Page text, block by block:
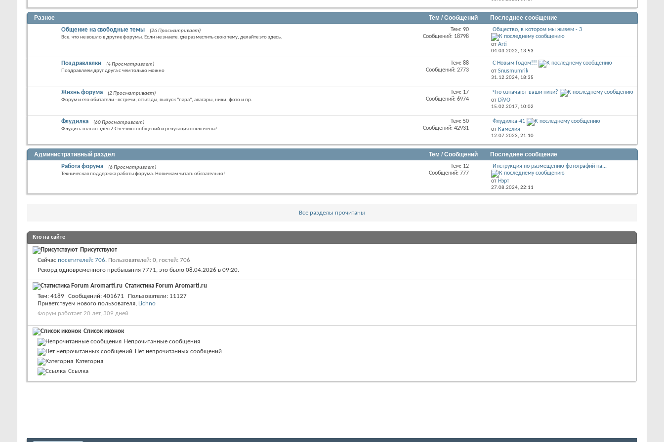
Разное Тем / Сообщений Последнее сообщение
Общение на свободные темы
(26 Просматривает)
Все, что не вошло в другие форумы. Если не знаете, где разместить свою тему, делайте это здесь.
Тем: 90
Сообщений: 18798
Общество, в котором мы живем - 3
от Arti
04.03.2022, 13:53
Поздравлялки
(4 Просматривает)
Поздравляем друг друга с чем только можно
Тем: 88
Сообщений: 2773
С Новым Годом!!!
от Snusmumrik
31.12.2024, 18:35
Жизнь форума
(2 Просматривает)
Форум и его обитатели - встречи, отъезды, выпуск "пара", аватары, ники, фото и пр.
Тем: 17
Сообщений: 6974
Что означают ваши ники?
от DiVO
15.02.2017, 10:02
Флудилка
(60 Просматривает)
Флудить только здесь! Счетчик сообщений и репутация отключены!
Тем: 50
Сообщений: 42931
Флудилка-41
от Камелия
12.07.2023, 21:10
Административный раздел Тем / Сообщений Последнее сообщение
Работа форума
(6 Просматривает)
Техническая поддержка работы форума. Новичкам читать обязательно!
Тем: 12
Сообщений: 777
Инструкция по размещению фотографий на...
от Нэрт
27.08.2024, 22:11
Все разделы прочитаны
Кто на сайте
Присутствуют
Сейчас посетителей: 706. Пользователей: 0, гостей: 706
Рекорд одновременного пребывания 7771, это было 08.04.2026 в 09:20.
Статистика Forum Aromarti.ru
Тем 4189 Сообщений 401671 Пользователи 11127
Приветствуем нового пользователя, Lichno
Форум работает 20 лет, 309 дней
Список иконок
Непрочитанные сообщения
Нет непрочитанных сообщений
Категория
Ссылка